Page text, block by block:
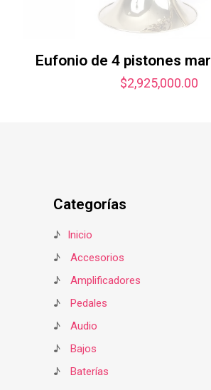
Eufonio de 4 pistones
$2,925,000.00
Categorías
♪
Inicio
♪
Accesorios
♪
Amplificadores
♪
Pedales
♪
Audio
♪
Bajos
♪
Baterías